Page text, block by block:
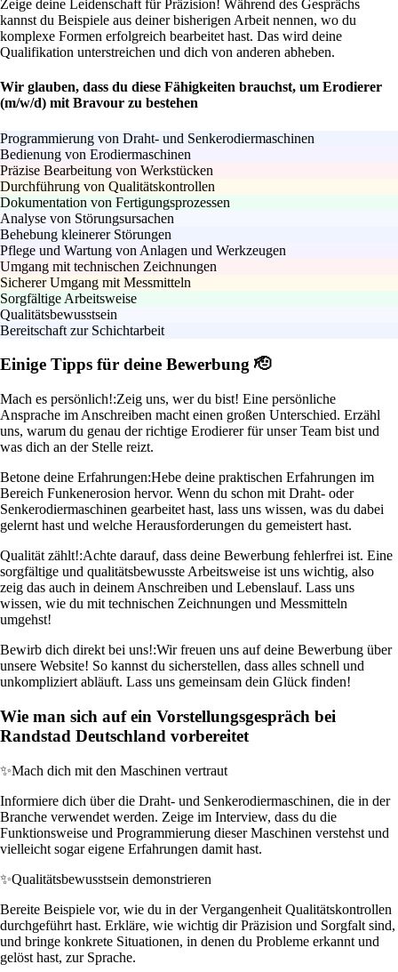
Zeige deine Leidenschaft für Präzision! Während des Gesprächs
kannst du Beispiele aus deiner bisherigen Arbeit nennen, wo du
komplexe Formen erfolgreich bearbeitet hast. Das wird deine
Qualifikation unterstreichen und dich von anderen abheben.
Wir glauben, dass du diese Fähigkeiten brauchst, um Erodierer
(m/w/d) mit Bravour zu bestehen
Programmierung von Draht- und Senkerodiermaschinen
Bedienung von Erodiermaschinen
Präzise Bearbeitung von Werkstücken
Durchführung von Qualitätskontrollen
Dokumentation von Fertigungsprozessen
Analyse von Störungsursachen
Behebung kleinerer Störungen
Pflege und Wartung von Anlagen und Werkzeugen
Umgang mit technischen Zeichnungen
Sicherer Umgang mit Messmitteln
Sorgfältige Arbeitsweise
Qualitätsbewusstsein
Bereitschaft zur Schichtarbeit
Einige Tipps für deine Bewerbung 🫡
Mach es persönlich!:Zeig uns, wer du bist! Eine persönliche
Ansprache im Anschreiben macht einen großen Unterschied. Erzähl
uns, warum du genau der richtige Erodierer für unser Team bist und
was dich an der Stelle reizt.
Betone deine Erfahrungen:Hebe deine praktischen Erfahrungen im
Bereich Funkenerosion hervor. Wenn du schon mit Draht- oder
Senkerodiermaschinen gearbeitet hast, lass uns wissen, was du dabei
gelernt hast und welche Herausforderungen du gemeistert hast.
Qualität zählt!:Achte darauf, dass deine Bewerbung fehlerfrei ist. Eine
sorgfältige und qualitätsbewusste Arbeitsweise ist uns wichtig, also
zeig das auch in deinem Anschreiben und Lebenslauf. Lass uns
wissen, wie du mit technischen Zeichnungen und Messmitteln
umgehst!
Bewirb dich direkt bei uns!:Wir freuen uns auf deine Bewerbung über
unsere Website! So kannst du sicherstellen, dass alles schnell und
unkompliziert abläuft. Lass uns gemeinsam dein Glück finden!
Wie man sich auf ein Vorstellungsgespräch bei
Randstad Deutschland vorbereitet
✨Mach dich mit den Maschinen vertraut
Informiere dich über die Draht- und Senkerodiermaschinen, die in der
Branche verwendet werden. Zeige im Interview, dass du die
Funktionsweise und Programmierung dieser Maschinen verstehst und
vielleicht sogar eigene Erfahrungen damit hast.
✨Qualitätsbewusstsein demonstrieren
Bereite Beispiele vor, wie du in der Vergangenheit Qualitätskontrollen
durchgeführt hast. Erkläre, wie wichtig dir Präzision und Sorgfalt sind,
und bringe konkrete Situationen, in denen du Probleme erkannt und
gelöst hast, zur Sprache.